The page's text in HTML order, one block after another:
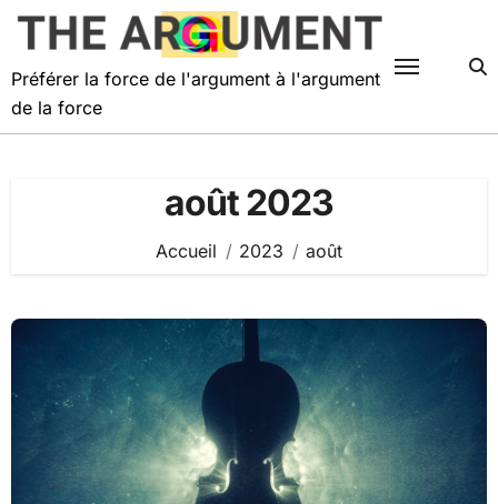
Passer
Préférer la force de l'argument à l'argument
de la force
août 2023
Accueil 2023 août